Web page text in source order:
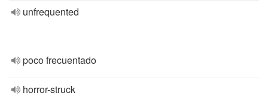
unfrequented
poco frecuentado
horror-struck